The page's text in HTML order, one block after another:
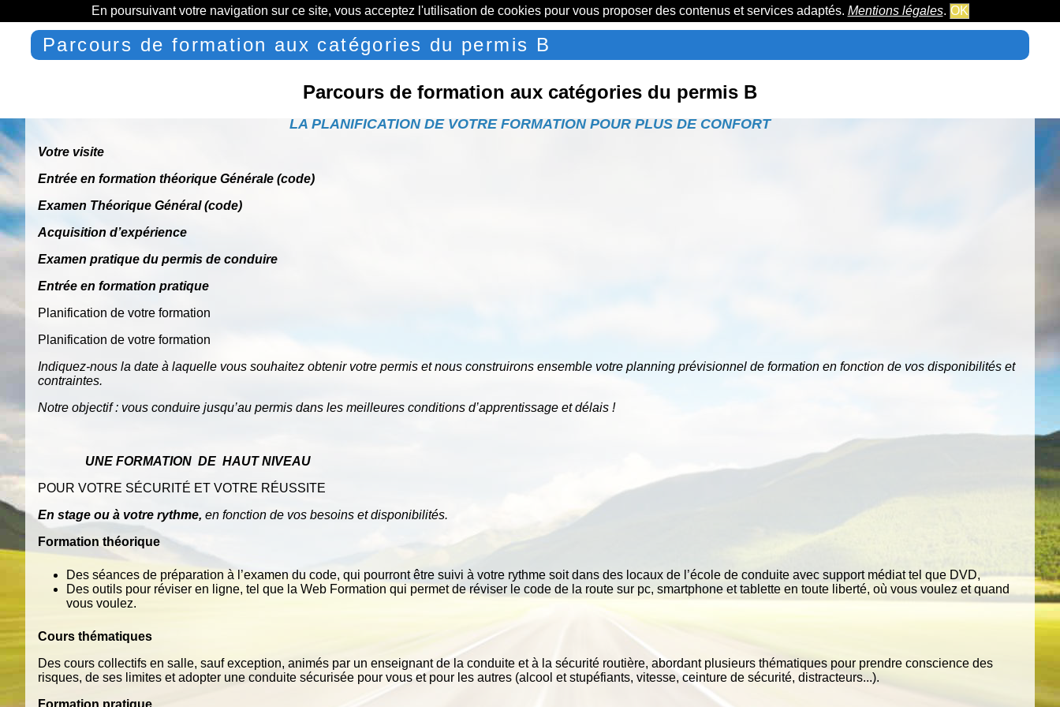
En poursuivant votre navigation sur ce site, vous acceptez l'utilisation de cookies pour vous proposer des contenus et services adaptés. Mentions légales. OK
Parcours de formation aux catégories du permis B
Parcours de formation aux catégories du permis B
LA PLANIFICATION DE VOTRE FORMATION POUR PLUS DE CONFORT
Votre visite
Entrée en formation théorique Générale (code)
Examen Théorique Général (code)
Acquisition d’expérience
Examen pratique du permis de conduire
Entrée en formation pratique
Planification de votre formation
Planification de votre formation
Indiquez-nous la date à laquelle vous souhaitez obtenir votre permis et nous construirons ensemble votre planning prévisionnel de formation en fonction de vos disponibilités et
contraintes.
Notre objectif : vous conduire jusqu’au permis dans les meilleures conditions d’apprentissage et délais !
UNE FORMATION DE HAUTNIVEAU
POUR VOTRE SÉCURITÉ ET VOTRE RÉUSSITE
En stage ou à votre rythme, en fonction de vos besoins et disponibilités.
Formation théorique
Des séances de préparation à l’examen du code, qui pourront être suivi à votre rythme soit dans des locaux de l’école de conduite avec support médiat tel que DVD,
Des outils pour réviser en ligne, tel que la Web Formation qui permet de réviser le code de la route sur pc, smartphone et tablette en toute liberté, où vous voulez et quand
vous voulez.
Cours thématiques
Des cours collectifs en salle, sauf exception, animés par un enseignant de la conduite et à la sécurité routière, abordant plusieurs thématiques pour prendre conscience des
risques, de ses limites et adopter une conduite sécurisée pour vous et pour les autres (alcool et stupéfiants, vitesse, ceinture de sécurité, distracteurs...).